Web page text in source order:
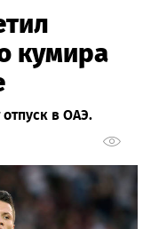
кумира
в ОАЭ.